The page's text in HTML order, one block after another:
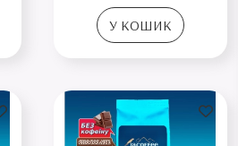
У КОШИК